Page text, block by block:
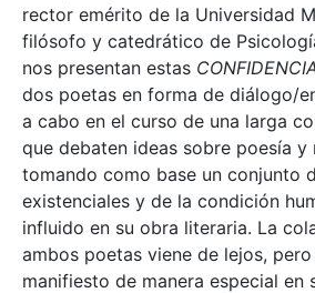
rector emérito de la Universidad
filósofo y catedrático de
nos presentan estas
dos poetas en forma de diálogo/
a cabo en el curso de una larga
que debaten ideas sobre poesía y
tomando como base un conjunto
existenciales y de la condición
influido en su obra literaria. La
ambos poetas viene de lejos,
manifiesto de manera especial en